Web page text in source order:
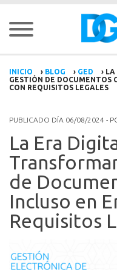
INICIO › BLOG › GED ›
GESTIÓN DE DOCUMENTOS
CON REQUISITOS LEGALES
PUBLICADO DÍA 06/08/2024 -
La Era
de
Incluso en
Requisitos